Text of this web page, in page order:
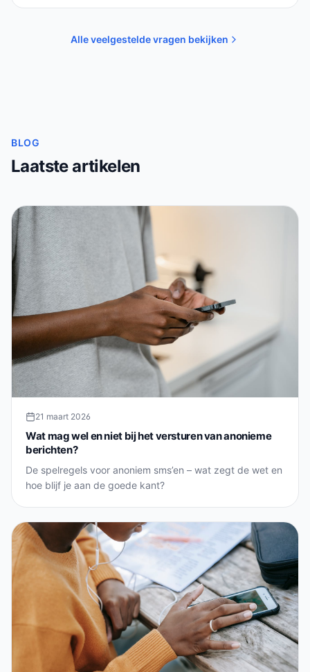
Alle veelgestelde vragen bekijken
BLOG
Laatste artikelen
21 maart 2026
Wat mag wel en niet bij het versturen van anonieme
berichten?
De spelregels voor anoniem sms’en – wat zegt de wet en
hoe blijf je aan de goede kant?